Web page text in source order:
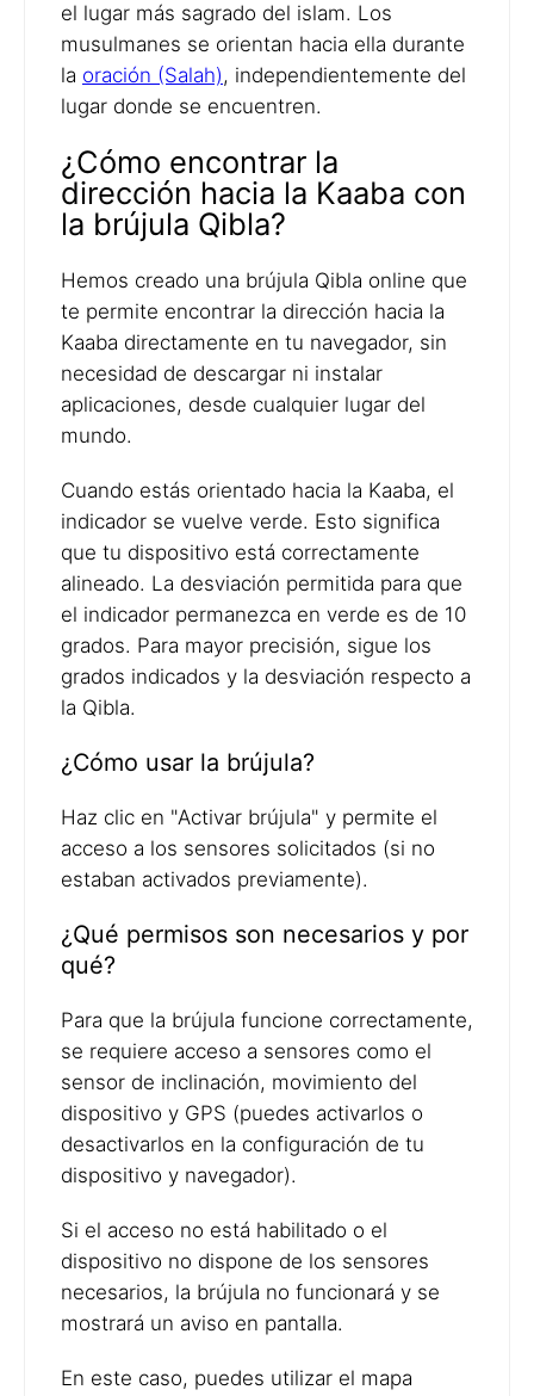
el lugar más sagrado del islam. Los
musulmanes se orientan hacia ella durante
la oración (Salah), independientemente del
lugar donde se encuentren.
¿Cómo encontrar la
dirección hacia la Kaaba con
la brújula Qibla?
Hemos creado una brújula Qibla online que
te permite encontrar la dirección hacia la
Kaaba directamente en tu navegador, sin
necesidad de descargar ni instalar
aplicaciones, desde cualquier lugar del
mundo.
Cuando estás orientado hacia la Kaaba, el
indicador se vuelve verde. Esto significa
que tu dispositivo está correctamente
alineado. La desviación permitida para que
el indicador permanezca en verde es de 10
grados. Para mayor precisión, sigue los
grados indicados y la desviación respecto a
la Qibla.
¿Cómo usar la brújula?
Haz clic en "Activar brújula" y permite el
acceso a los sensores solicitados (si no
estaban activados previamente).
¿Qué permisos son necesarios y por
qué?
Para que la brújula funcione correctamente,
se requiere acceso a sensores como el
sensor de inclinación, movimiento del
dispositivo y GPS (puedes activarlos o
desactivarlos en la configuración de tu
dispositivo y navegador).
Si el acceso no está habilitado o el
dispositivo no dispone de los sensores
necesarios, la brújula no funcionará y se
mostrará un aviso en pantalla.
En este caso, puedes utilizar el mapa